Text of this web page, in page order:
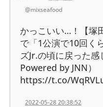
@mixseafood
かっこいい…！【塚
で「1公演で10回く
ズJr.の頃に戻った感
Powered by JNN）
https://t.co/
2022-05-28 20:38:52